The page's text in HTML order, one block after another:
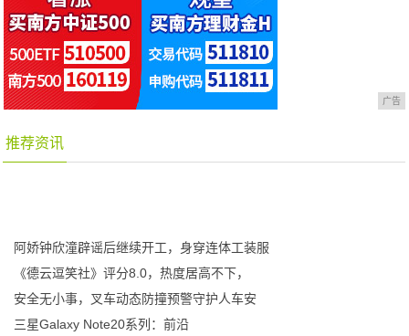
广告
推荐资讯
阿娇钟欣潼辟谣后继续开工，身穿连体工装服
《德云逗笑社》评分8.0，热度居高不下，
安全无小事，叉车动态防撞预警守护人车安
三星Galaxy Note20系列：前沿